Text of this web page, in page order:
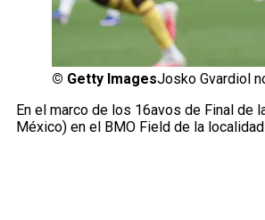
© Getty ImagesJosko Gvardiol
En el marco de los 16avos de Final de
México) en el BMO Field de la